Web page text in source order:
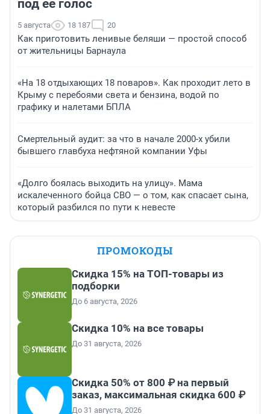
под ее голос
5 августа 18 187 20
Как приготовить ленивые беляши — простой способ
от жительницы Барнаула
«На 18 отдыхающих 18 поваров». Как проходит лето в
Крыму с перебоями света и бензина, водой по
графику и налетами БПЛА
Смертельный аудит: за что в начале 2000-х убили
бывшего главбуха нефтяной компании Уфы
«Долго боялась выходить на улицу». Мама
искалеченного бойца СВО — о том, как спасает сына,
который разбился по пути к невесте
ПРОМОКОДЫ
Скидка 15% на ТОП-товары из
подборки
До 6 августа, 2026
Скидка 10% на все товары
До 31 августа, 2026
Скидка 50% от 800 ₽ на первый
заказ, максимальная скидка 600 ₽
До 31 августа, 2026